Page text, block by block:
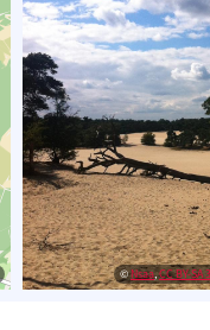
©Nsaa,CC BY-SA